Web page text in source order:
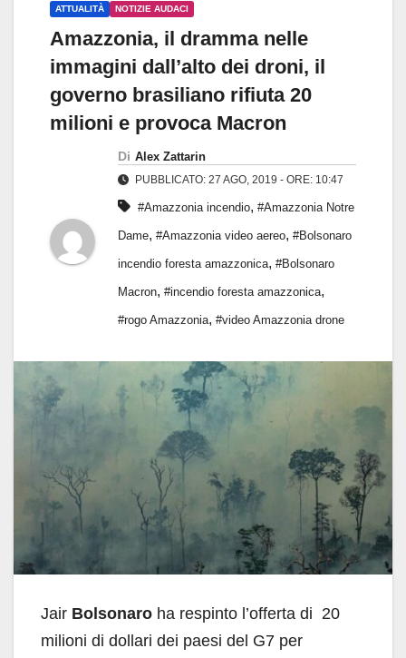
ATTUALITÀ NOTIZIE AUDACI
Amazzonia, il dramma nelle
immagini dall’alto dei droni, il
governo brasiliano rifiuta 20
milioni e provoca Macron
Di Alex Zattarin
PUBBLICATO: 27 AGO, 2019 - ORE: 10:47
#Amazzonia incendio, #Amazzonia Notre
Dame, #Amazzonia video aereo, #Bolsonaro
incendio foresta amazzonica, #Bolsonaro
Macron, #incendio foresta amazzonica,
#rogo Amazzonia, #video Amazzonia drone
Jair Bolsonaro ha respinto l’offerta di 20
milioni di dollari dei paesi del G7 per